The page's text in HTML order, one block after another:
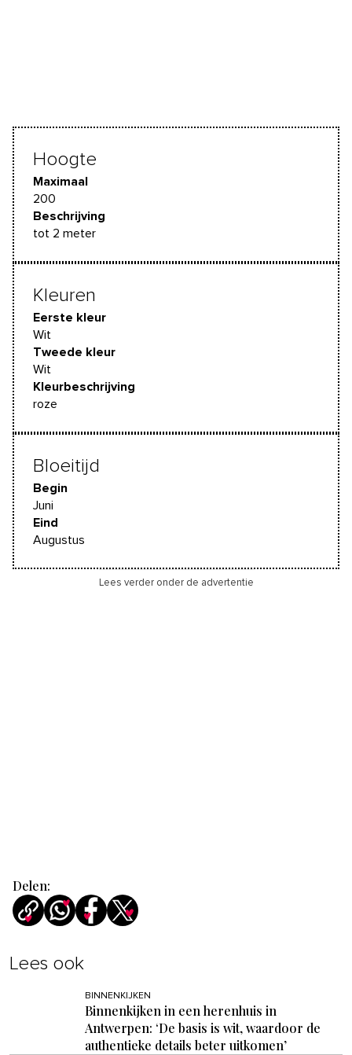
Hoogte
Maximaal
200
Beschrijving
tot 2 meter
Kleuren
Eerste kleur
Wit
Tweede kleur
Wit
Kleurbeschrijving
roze
Bloeitijd
Begin
Juni
Eind
Augustus
Lees verder onder de advertentie
Delen:
Lees ook
BINNENKIJKEN
Binnenkijken in een herenhuis in
Antwerpen: ‘De basis is wit, waardoor de
authentieke details beter uitkomen’